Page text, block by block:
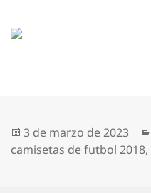
Publicado
el
3 de marzo de 2023
camisetas de futbol 2018,